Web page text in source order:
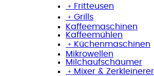
﹢ Fritteusen
﹢ Grills
Kaffeemaschinen
Kaffeemühlen
﹢ Küchenmaschinen
Mikrowellen
Milchaufschäumer
﹢ Mixer & Zerkleinerer